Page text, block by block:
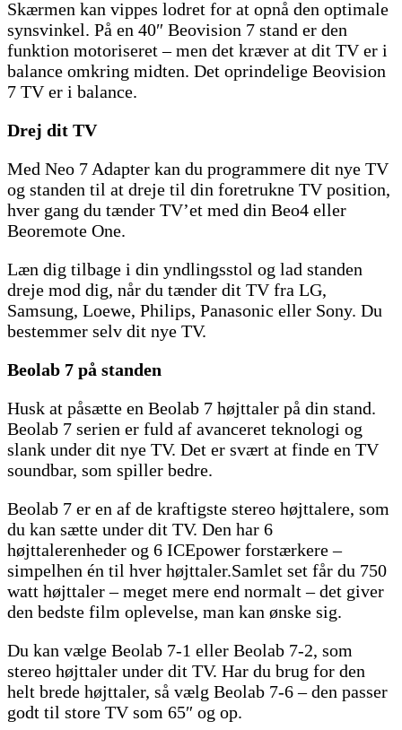
Skærmen kan vippes lodret for at opnå den optimale
synsvinkel. På en 40″ Beovision 7 stand er den
funktion motoriseret – men det kræver at dit TV er i
balance omkring midten. Det oprindelige Beovision
7 TV er i balance.
Drej dit TV
Med Neo 7 Adapter kan du programmere dit nye TV
og standen til at dreje til din foretrukne TV position,
hver gang du tænder TV’et med din Beo4 eller
Beoremote One.
Læn dig tilbage i din yndlingsstol og lad standen
dreje mod dig, når du tænder dit TV fra LG,
Samsung, Loewe, Philips, Panasonic eller Sony. Du
bestemmer selv dit nye TV.
Beolab 7 på standen
Husk at påsætte en Beolab 7 højttaler på din stand.
Beolab 7 serien er fuld af avanceret teknologi og
slank under dit nye TV. Det er svært at finde en TV
soundbar, som spiller bedre.
Beolab 7 er en af de kraftigste stereo højttalere, som
du kan sætte under dit TV. Den har 6
højttalerenheder og 6 ICEpower forstærkere –
simpelhen én til hver højttaler.Samlet set får du 750
watt højttaler – meget mere end normalt – det giver
den bedste film oplevelse, man kan ønske sig.
Du kan vælge Beolab 7-1 eller Beolab 7-2, som
stereo højttaler under dit TV. Har du brug for den
helt brede højttaler, så vælg Beolab 7-6 – den passer
godt til store TV som 65″ og op.